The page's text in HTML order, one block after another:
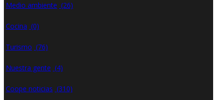
Medio ambiente (26)
Cocina (0)
Turismo (76)
Nuestra gente (4)
Coope noticias (310)